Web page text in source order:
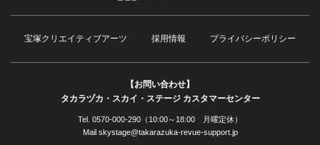
宝塚クリエイティブアーツ 採用情報 プライバシーポリシー
【お問い合わせ】
タカラヅカ・スカイ・ステージ カスタマーセンター
Tel. 0570-000-290（10:00～18:00 月曜定休）
Mail skystage@takarazuka-revue-support.jp